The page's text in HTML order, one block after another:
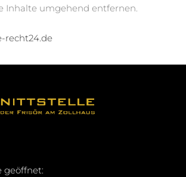
Inhalte umgehend entfernen.
recht24.de
geöffnet: